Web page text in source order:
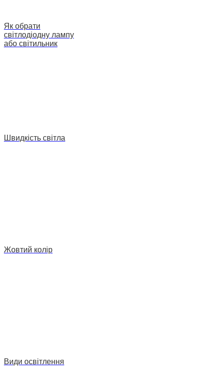
Як обрати
світлодіодну лампу
або світильник
Швидкість світла
Жовтий колір
Види освітлення